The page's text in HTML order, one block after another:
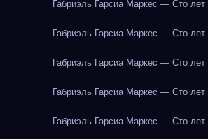
Габриэль Гарсиа Маркес — Сто лет
Габриэль Гарсиа Маркес — Сто лет
Габриэль Гарсиа Маркес — Сто лет
Габриэль Гарсиа Маркес — Сто лет
Габриэль Гарсиа Маркес — Сто лет